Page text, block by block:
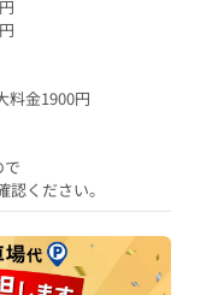
料金1900円
ください。